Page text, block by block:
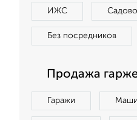
ИЖС
Без посредников
Продажа
Гаражи